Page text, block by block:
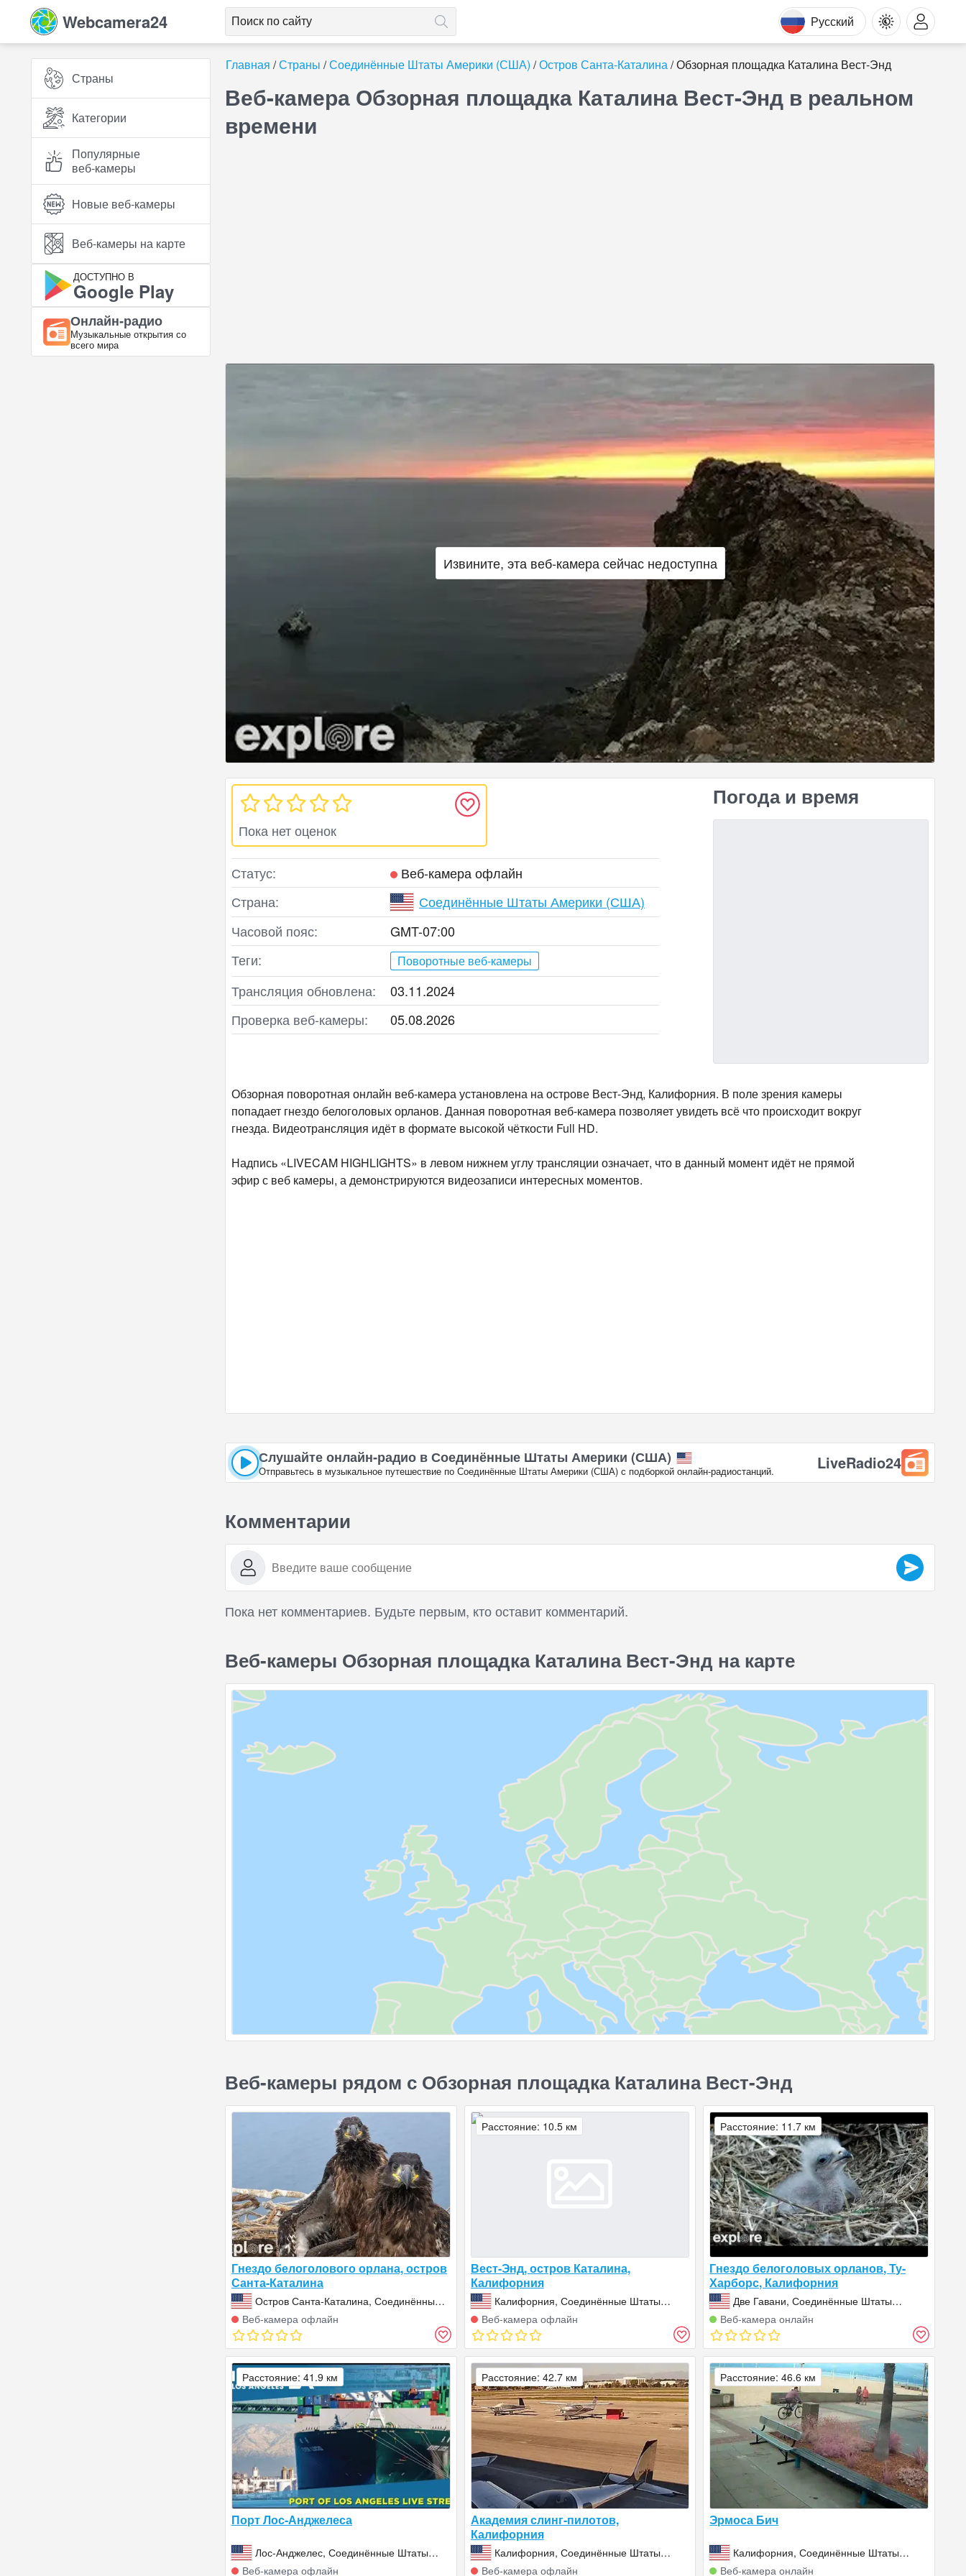
Webcamera24 Русский
Страны
Категории
Популярные
веб‑камеры
Новые веб‑камеры
Веб‑камеры на карте
ДОСТУПНО В
Google Play
Онлайн‑радио
Музыкальные открытия со
всего мира
Главная Страны Соединённые Штаты Америки (США) Остров Санта-Каталина Обзорная площадка Каталина Вест-Энд
Веб-камера Обзорная площадка Каталина Вест-Энд в реальном
времени
Извините, эта веб‑камера сейчас недоступна
Пока нет оценок
Статус:
Веб‑камера офлайн
Страна:
Соединённые Штаты Америки (США)
Часовой пояс:
GMT-07:00
Теги:
Поворотные веб-камеры
Трансляция обновлена:
03.11.2024
Проверка веб‑камеры:
05.08.2026
Погода и время
Обзорная поворотная онлайн веб-камера установлена на острове Вест-Энд, Калифорния. В поле зрения камеры
попадает гнездо белоголовых орланов. Данная поворотная веб-камера позволяет увидеть всё что происходит вокруг
гнезда. Видеотрансляция идёт в формате высокой чёткости Full HD.
Надпись «LIVECAM HIGHLIGHTS» в левом нижнем углу трансляции означает, что в данный момент идёт не прямой
эфир с веб камеры, а демонстрируются видеозаписи интересных моментов.
Слушайте онлайн‑радио в Соединённые Штаты Америки (США)
Отправьтесь в музыкальное путешествие по Соединённые Штаты Америки (США) с подборкой онлайн‑радиостанций. LiveRadio24
Комментарии
Пока нет комментариев. Будьте первым, кто оставит комментарий.
Веб-камеры Обзорная площадка Каталина Вест-Энд на карте
Веб-камеры рядом с Обзорная площадка Каталина Вест-Энд
Гнездо белоголового орлана, остров
Санта-Каталина
Остров Санта-Каталина, Соединённые
Штаты Америки (США)
Веб‑камера офлайн
Вест-Энд, остров Каталина,
Калифорния
Калифорния, Соединённые Штаты
Америки (США)
Веб‑камера офлайн
Расстояние: 10.5 км
Гнездо белоголовых орланов, Ту-
Харборс, Калифорния
Две Гавани, Соединённые Штаты
Америки (США)
Веб‑камера онлайн
Расстояние: 11.7 км
Порт Лос-Анджелеса
Лос-Анджелес, Соединённые Штаты
Америки (США)
Веб‑камера офлайн
Расстояние: 41.9 км
Академия слинг-пилотов,
Калифорния
Калифорния, Соединённые Штаты
Америки (США)
Веб‑камера офлайн
Расстояние: 42.7 км
Эрмоса Бич
Калифорния, Соединённые Штаты
Америки (США)
Веб‑камера онлайн
Расстояние: 46.6 км